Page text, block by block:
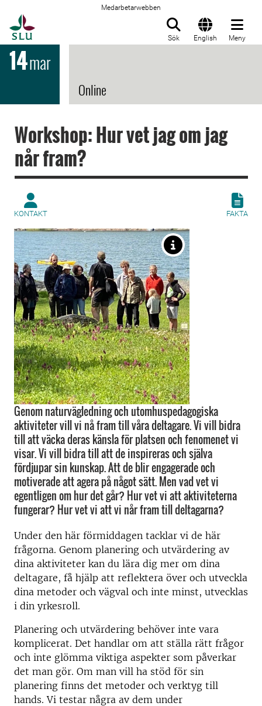
Medarbetarwebben
Sök English Meny
14mar
Online
Workshop: Hur vet jag om jag
når fram?
KONTAKT FAKTA
Genom naturvägledning och utomhuspedagogiska
aktiviteter vill vi nå fram till våra deltagare. Vi vill bidra
till att väcka deras känsla för platsen och fenomenet vi
visar. Vi vill bidra till att de inspireras och själva
fördjupar sin kunskap. Att de blir engagerade och
motiverade att agera på något sätt. Men vad vet vi
egentligen om hur det går? Hur vet vi att aktiviteterna
fungerar? Hur vet vi att vi når fram till deltagarna?
Under den här förmiddagen tacklar vi de här
frågorna. Genom planering och utvärdering av
dina aktiviteter kan du lära dig mer om dina
deltagare, få hjälp att reflektera över och utveckla
dina metoder och vägval och inte minst, utvecklas
i din yrkesroll.
Planering och utvärdering behöver inte vara
komplicerat. Det handlar om att ställa rätt frågor
och inte glömma viktiga aspekter som påverkar
det man gör. Om man vill ha stöd för sin
planering finns det metoder och verktyg till
hands. Vi testar några av dem under